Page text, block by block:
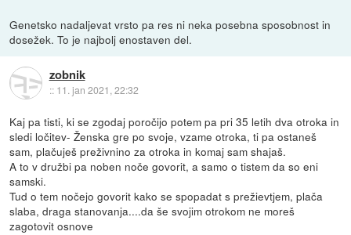
Genetsko nadaljevat vrsto pa res ni neka posebna sposobnost in
dosežek. To je najbolj enostaven del.
zobnik
:: 11. jan 2021, 22:32
Kaj pa tisti, ki se zgodaj poročijo potem pa pri 35 letih dva otroka in
sledi ločitev- Ženska gre po svoje, vzame otroka, ti pa ostaneš
sam, plačuješ preživnino za otroka in komaj sam shajaš.
A to v družbi pa noben noče govorit, a samo o tistem da so eni
samski.
Tud o tem nočejo govorit kako se spopadat s prežievtjem, plača
slaba, draga stanovanja....da še svojim otrokom ne moreš
zagotovit osnove